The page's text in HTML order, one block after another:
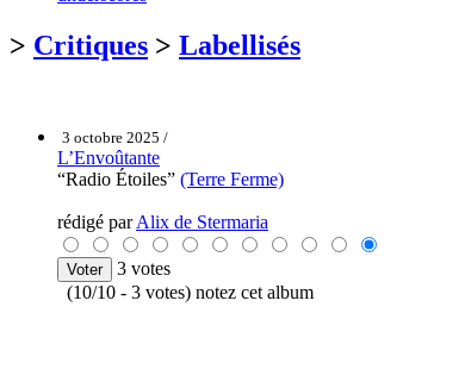
> Critiques > Labellisés
3 octobre 2025 /
L’Envoûtante
“Radio Étoiles” (Terre Ferme)
rédigé parAlix de Stermaria
3 votes
(10/10 - 3 votes) notez cet album